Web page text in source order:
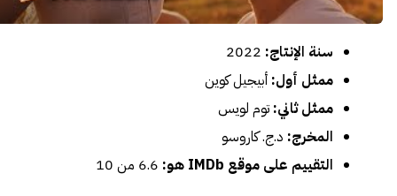
سنة الإنتاج:
ممثل أول: أبيجيل كوين
ممثل ثاني: توم لويس
المخرج: د.ج. كاروسو
التقييم على موقع IMDb هو: